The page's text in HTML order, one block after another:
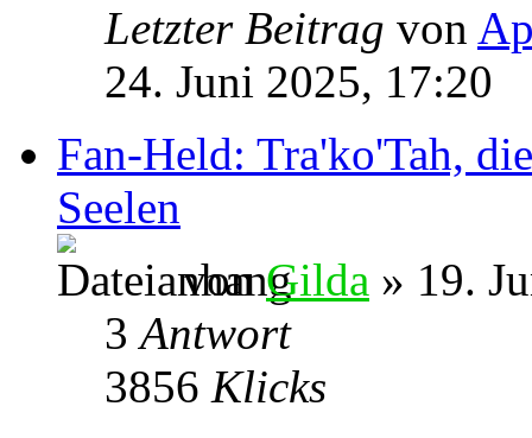
Letzter Beitrag von
24. Juni 2025, 17:20
Fan-Held: Tra'ko'Tah,
Seelen
vonGilda » 19.
3Antwort
3856 Klicks